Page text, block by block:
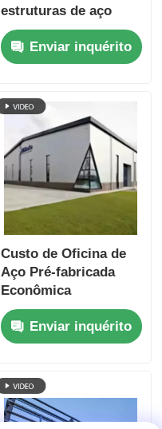
estruturas de aço
anti-ferrugem de alta
resistência
Enviar inquérito
Custo de Oficina de
Aço Pré-fabricada
Econômica
Construção de
Fábrica Pequena de
Custo-Benefício
Enviar inquérito